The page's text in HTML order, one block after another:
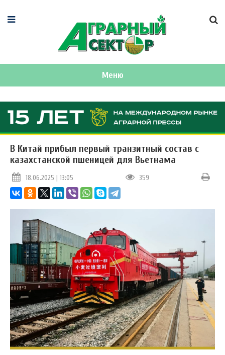
Меню
В Китай прибыл первый транзитный состав с
казахстанской пшеницей для Вьетнама
18.06.2025 | 13:05 359